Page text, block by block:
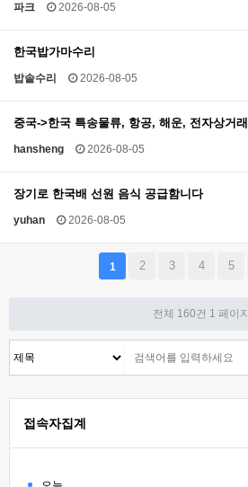
파크 2026-08-05
한국밥가마수리
밥솥수리 2026-08-05
중국->한국 특송물류, 항공, 해운, 전자상거래
hansheng 2026-08-05
장기로 한국배 선원 음식 공급함니다
yuhan 2026-08-05
1 2 3 4 5
전체 160건 1 페이지
접속자집계